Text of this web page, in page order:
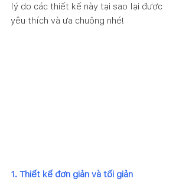
lý do các thiết kế này tại sao lại được
yêu thích và ưa chuộng nhé!
1. Thiết kế đơn giản và tối giản